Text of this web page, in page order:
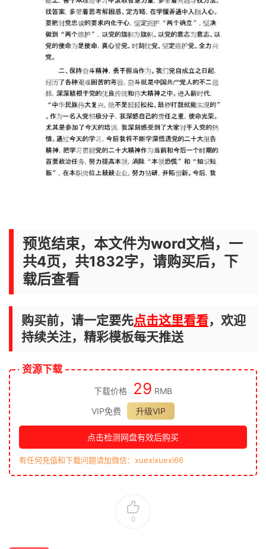
预览结束，本文件为word文档，一
共4页，共1832字，请购买后，下
载后查看
购买前，请一定要先点击这里看看，欢迎
持续关注，精彩模板每天推送
资源下载
下载价格 29 RMB
VIP免费
升级VIP
点击检测网盘有效后购买
有任何充值和下载问题请加微信：xuexixuexi66
0